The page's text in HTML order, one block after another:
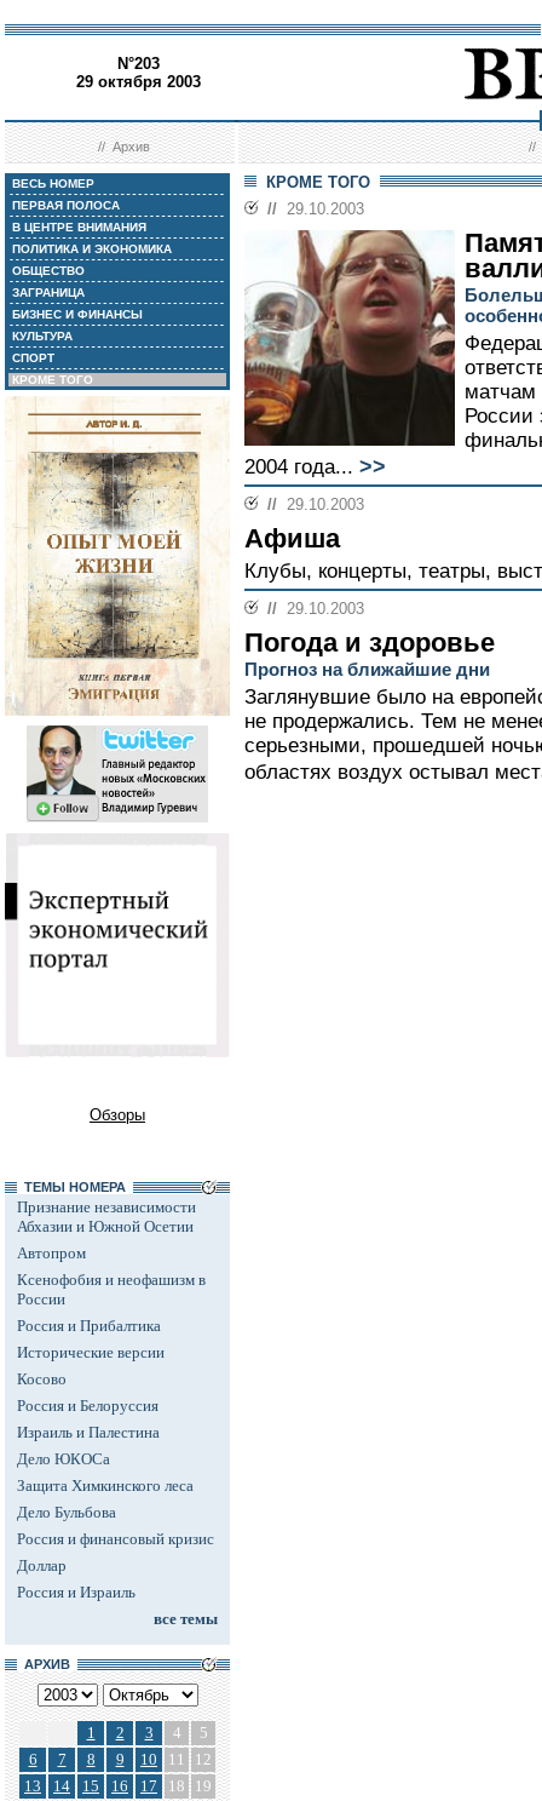
N°203
29 октября 2003
//Архив //
ВЕСЬ НОМЕР
ПЕРВАЯ ПОЛОСА
В ЦЕНТРЕ ВНИМАНИЯ
ПОЛИТИКА И ЭКОНОМИКА
ОБЩЕСТВО
ЗАГРАНИЦА
БИЗНЕС И ФИНАНСЫ
КУЛЬТУРА
СПОРТ
КРОМЕ ТОГО
Обзоры
ТЕМЫ НОМЕРА
Признание независимости
Абхазии и Южной Осетии
Автопром
Ксенофобия и неофашизм в
России
Россия и Прибалтика
Исторические версии
Косово
Россия и Белоруссия
Израиль и Палестина
Дело ЮКОСа
Защита Химкинского леса
Дело Бульбова
Россия и финансовый кризис
Доллар
Россия и Израиль
все темы
АРХИВ
1 2 3 4
5
6
7 8 9 10 11
12
13
14 15 16 17 18
19
КРОМЕ ТОГО
// 29.10.2003
матчам
России
2004 года... >>
// 29.10.2003
Афиша
Клубы, концерты, театры,
// 29.10.2003
Погода и здоровье
Прогноз на ближайшие дни
Заглянувшие было на
не продержались. Тем не
серьезными, прошедшей
областях воздух остывал